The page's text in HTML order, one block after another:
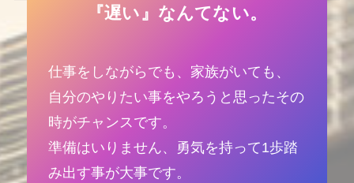
『遅い』なんてない。
仕事をしながらでも、家族がいても、
自分のやりたい事をやろうと思ったその
時がチャンスです。
準備はいりません、勇気を持って1歩踏
み出す事が大事です。